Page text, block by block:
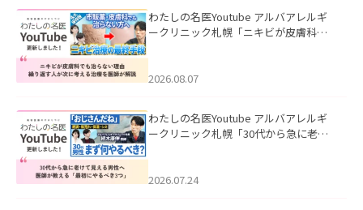
わたしの名医Youtube アルバアレルギ
ークリニック札幌「ニキビが皮膚科で
ました。
2026.08.07
わたしの名医Youtube アルバアレルギ
ークリニック札幌「30代から急に老け
た。
2026.07.24